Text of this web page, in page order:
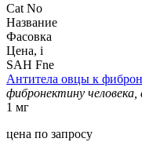
Cat No
Название
Фасовка
Цена, i
SAH Fne
Антитела овцы к
фибронектину
1 мг
цена по запросу